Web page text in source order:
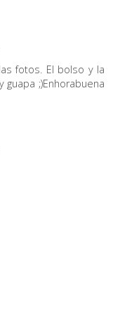
fotos. El bolso y la
;)Enhorabuena